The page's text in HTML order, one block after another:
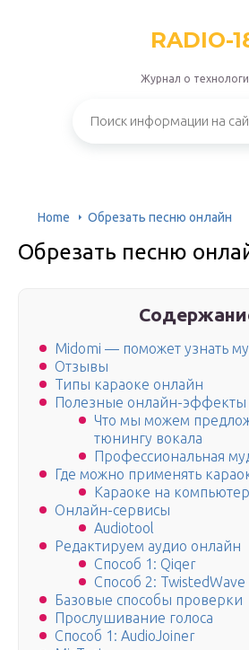
RADIO-
Журнал о
Home Обрезать песню онлайн
Обрезать песню
Midomi — поможет узнать
Отзывы
Типы караоке онлайн
Полезные онлайн-эффекты
Что мы можем
тюнингу вокала
Профессиональная
Где можно применять
Караоке на
Онлайн-сервисы
Audiotool
Редактируем аудио онлайн
Способ 1: Qiqer
Способ 2: TwistedWave
Базовые способы проверки
Прослушивание голоса
Способ 1: AudioJoiner